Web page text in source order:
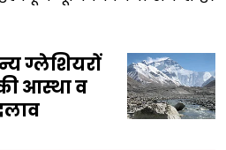
ग्लेशियरों
आस्था व